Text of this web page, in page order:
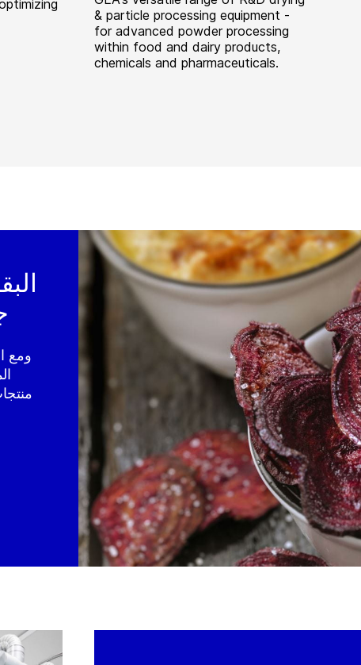
& particle processing equipment -
for advanced powder processing
within food and dairy products,
chemicals and pharmaceuticals.
ومع